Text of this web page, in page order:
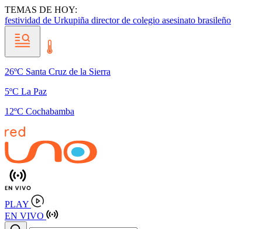
TEMAS DE HOY:
festividad de Urkupiña director de colegio asesinato brasileño
26ºC Santa Cruz de la Sierra
5ºC La Paz
12ºC Cochabamba
PLAY
EN VIVO